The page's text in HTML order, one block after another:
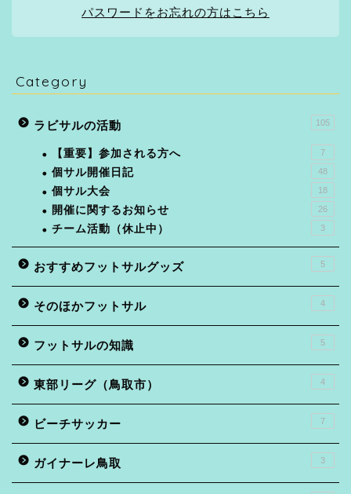
パスワードをお忘れの方はこちら
Category
ラビサルの活動 105
【重要】参加される方へ 7
個サル開催日記 48
個サル大会 18
開催に関するお知らせ 26
チーム活動（休止中） 3
おすすめフットサルグッズ 5
そのほかフットサル 4
フットサルの知識 5
東部リーグ（鳥取市） 4
ビーチサッカー 7
ガイナーレ鳥取 3